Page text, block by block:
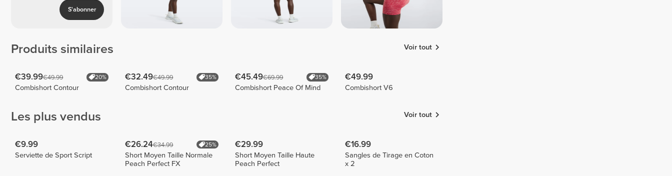
S'abonner
Produits similaires Voir tout
€39.99€49.99 20%
Combishort Contour
€32.49€49.99 35%
Combishort Contour
€45.49€69.99 35%
Combishort Peace Of Mind
€49.99
Combishort V6
Les plus vendus Voir tout
€9.99
Serviette de Sport Script
€26.24€34.99 25%
Short Moyen Taille Normale
Peach Perfect FX
€29.99
Short Moyen Taille Haute
Peach Perfect
€16.99
Sangles de Tirage en Coton
x 2